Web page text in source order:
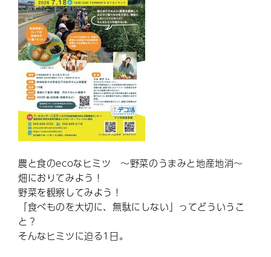
農と食のecoなヒミツ ～野菜のうまみと地産地消～
畑におりてみよう！
野菜を観察してみよう！
「食べものを大切に、無駄にしない」ってどういうこ
と？
そんなヒミツに迫る1日。